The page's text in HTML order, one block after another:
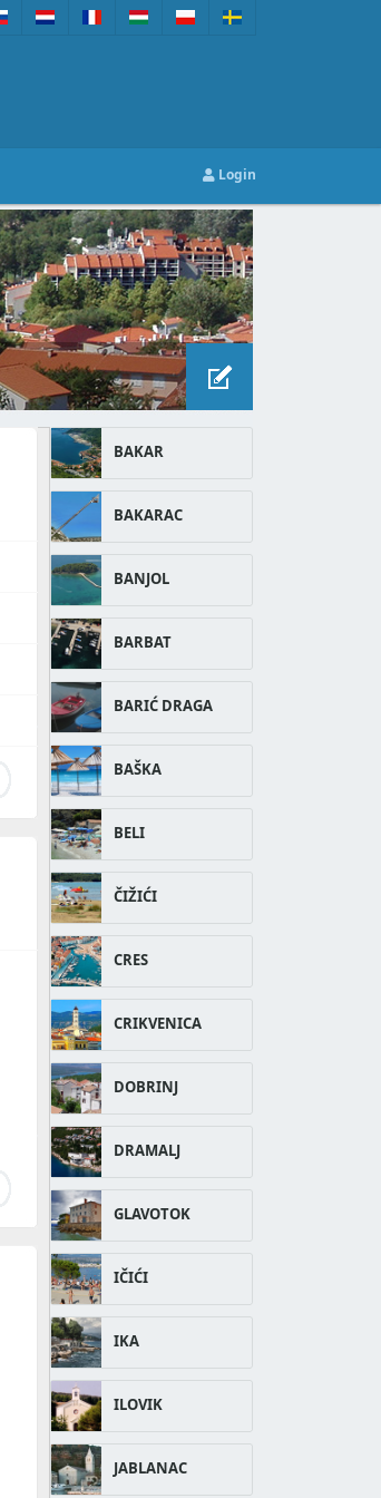
Login
BAKAR
BAKARAC
BANJOL
BARBAT
BARIĆ DRAGA
BAŠKA
BELI
ČIŽIĆI
CRES
CRIKVENICA
DOBRINJ
DRAMALJ
GLAVOTOK
IČIĆI
IKA
ILOVIK
JABLANAC